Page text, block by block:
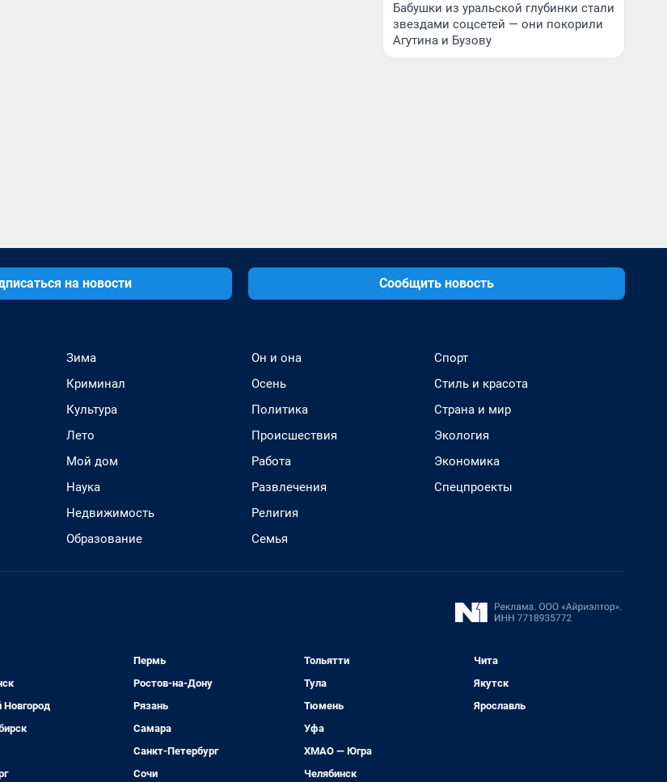
Бабушки из уральской глубинки стали
звездами соцсетей — они покорили
Агутина и Бузову
на новости Сообщить новость
Зима
Криминал
Культура
Лето
Мой дом
Наука
Недвижимость
Образование
Он и она
Осень
Политика
Происшествия
Работа
Развлечения
Религия
Семья
Спорт
Стиль и красота
Страна и мир
Экология
Экономика
Спецпроекты
Пермь
Ростов-на-Дону
Рязань
Самара
Санкт-Петербург
Сочи
Тольятти
Тула
Тюмень
Уфа
ХМАО — Югра
Челябинск
Чита
Якутск
Ярославль